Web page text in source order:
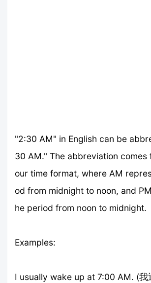
"2:30 AM" in English can be
30 AM." The abbreviation
our time format, where AM
od from midnight to noon, and
he period from noon to midnight.
Examples:
I usually wake up at 7:00 AM. (我